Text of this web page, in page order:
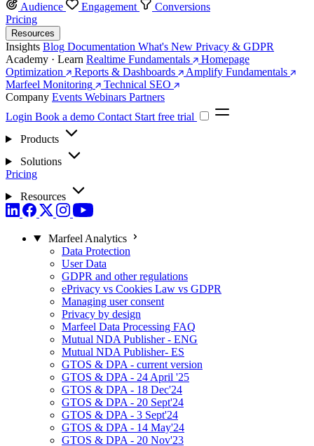
Audience Engagement
Conversions
Pricing
Resources
Insights Blog Documentation What's New Privacy & GDPR
Academy · Learn Realtime Fundamentals
Homepage
Optimization
Reports & Dashboards
Amplify Fundamentals
Marfeel Monitoring
Technical SEO
Company Events Webinars Partners
Login Book a demo Contact Start free trial
Products
Solutions
Pricing
Resources
Marfeel Analytics
Data Protection
User Data
GDPR and other regulations
ePrivacy vs Cookies Law vs GDPR
Managing user consent
Privacy by design
Marfeel Data Processing FAQ
Mutual NDA Publisher - ENG
Mutual NDA Publisher- ES
GTOS & DPA - current version
GTOS & DPA - 24 April '25
GTOS & DPA - 18 Dec'24
GTOS & DPA - 20 Sept'24
GTOS & DPA - 3 Sept'24
GTOS & DPA - 14 May'24
GTOS & DPA - 20 Nov'23